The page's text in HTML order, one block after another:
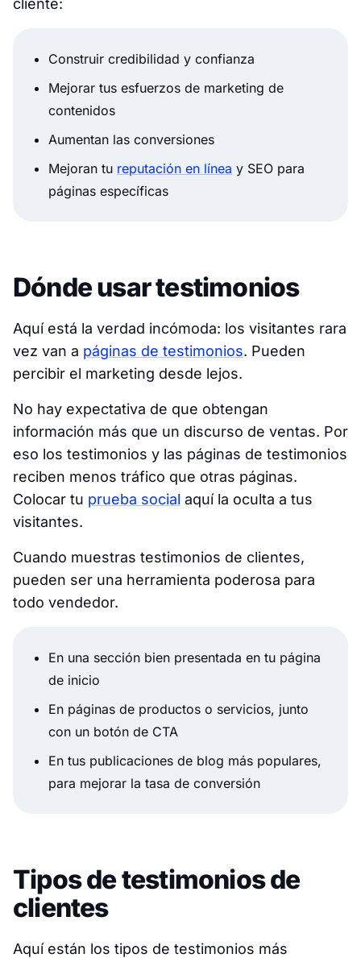
cliente:
Construir credibilidad y confianza
Mejorar tus esfuerzos de marketing de
contenidos
Aumentan las conversiones
Mejoran tu reputación en línea y SEO para
páginas específicas
Dónde usar testimonios
Aquí está la verdad incómoda: los visitantes rara
vez van a páginas de testimonios. Pueden
percibir el marketing desde lejos.
No hay expectativa de que obtengan
información más que un discurso de ventas. Por
eso los testimonios y las páginas de testimonios
reciben menos tráfico que otras páginas.
Colocar tu prueba social aquí la oculta a tus
visitantes.
Cuando muestras testimonios de clientes,
pueden ser una herramienta poderosa para
todo vendedor.
En una sección bien presentada en tu página
de inicio
En páginas de productos o servicios, junto
con un botón de CTA
En tus publicaciones de blog más populares,
para mejorar la tasa de conversión
Tipos de testimonios de
clientes
Aquí están los tipos de testimonios más